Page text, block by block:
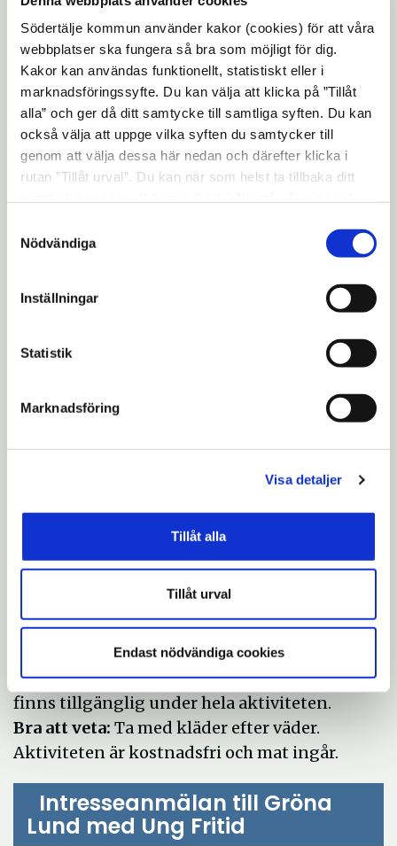
Södertälje kommun använder kakor (cookies) för att våra
webbplatser ska fungera så bra som möjligt för dig.
Kakor kan användas funktionellt, statistiskt eller i
marknadsföringssyfte. Du kan välja att klicka på ”Tillåt
alla” och ger då ditt samtycke till samtliga syften. Du kan
också välja att uppge vilka syften du samtycker till
genom att välja dessa här nedan och därefter klicka i
rutan ”Tillåt urval”. Du kan när som helst ta tillbaka ditt
"Visa detaljer" kan du läsa om hur kakorna används och
hur vi och våra leverantörer inhämtar och behandlar
Nödvändiga
Inställningar
Statistik
Marknadsföring
Visa detaljer
Tillåt alla
Tillåt urval
Endast nödvändiga cookies
Tillfälle 2, fredag 26 juni:
Samling vid Södertälje stadshus klockan
10.00
Hemfärd från Gröna Lund cirka klockan
19.00.
För vem är aktiviteten:Ungdomar från 12
till 17 år.
Behövs föranmälan? Ja, anmälan sker via
länken till E-Tjänsten längre ned på denna
Urval kommer att ske utifrån jämn
könsfördelning och geografisk spridning.
Bekräftelse vid antagning till lägret
angivna e-postadress vid anmälan.
anmälningar, kontakta oss på
Sista dagen för anmälan:15 juni
Vart vänder jag mig för frågor?Elias
Elias.mokdessi@sodertalje.se
/ 0760 51 98 54
funktionsvariationer? Aktiviteten kan
anpassas efter individuella behov med
möjlighet till stöd, pauser och anpassat
tempo. Området är tillgängligt och personal
finns tillgänglig under hela aktiviteten.
Bra att veta: Ta med kläder efter väder.
Aktiviteten är kostnadsfri och mat ingår.
Intresseanmälan till Gröna
Lund med Ung Fritid